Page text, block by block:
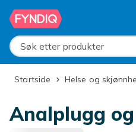
Hopp til hovedinnhold
Søk etter produkter
Startside Helse og
Analplugg